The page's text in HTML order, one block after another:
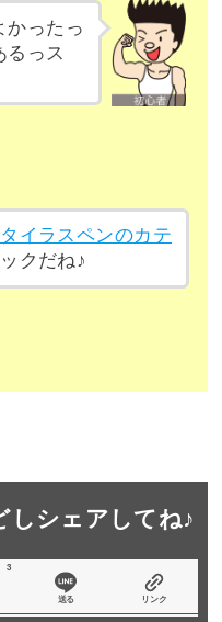
かったっ
っス
イラスペンのカテ
クだね♪
しシェアしてね♪
3
送る リンク